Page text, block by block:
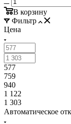
В корзину
Фильтр
Цена
577
759
940
1 122
1 303
Автоматическое